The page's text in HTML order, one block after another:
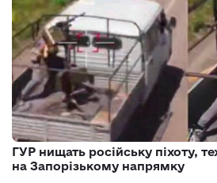
ГУР нищать російську піхоту,
на Запорізькому напрямку